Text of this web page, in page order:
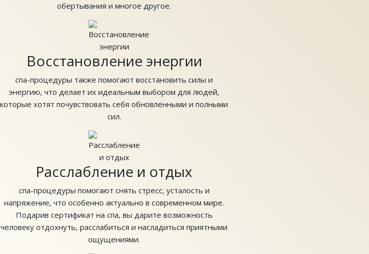
обертывания и многое другое.
Восстановление энергии
спа-процедуры также помогают восстановить силы и
энергию, что делает их идеальным выбором для людей,
которые хотят почувствовать себя обновленными и полными
сил.
Расслабление и отдых
спа-процедуры помогают снять стресс, усталость и
напряжение, что особенно актуально в современном мире.
Подарив сертификат на спа, вы дарите возможность
человеку отдохнуть, расслабиться и насладиться приятными
ощущениями.